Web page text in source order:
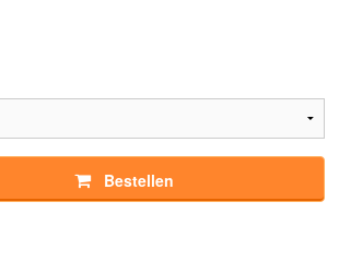
Bestellen